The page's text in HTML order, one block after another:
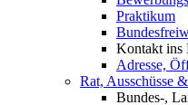
Praktikum
Kontakt ins
Adresse,
Rat, Ausschüsse
Bundes-,